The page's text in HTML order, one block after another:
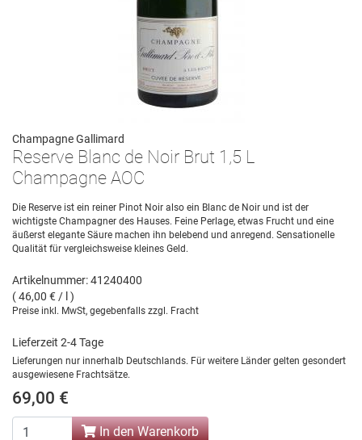
Champagne Gallimard
Reserve Blanc de Noir Brut 1,5 L
Champagne AOC
Die Reserve ist ein reiner Pinot Noir also ein Blanc de Noir und ist der
wichtigste Champagner des Hauses. Feine Perlage, etwas Frucht und eine
äußerst elegante Säure machen ihn belebend und anregend. Sensationelle
Qualität für vergleichsweise kleines Geld.
Artikelnummer: 41240400
( 46,00 € / l )
Preise inkl. MwSt, gegebenfalls zzgl. Fracht
Lieferzeit 2-4 Tage
Lieferungen nur innerhalb Deutschlands. Für weitere Länder gelten gesondert
ausgewiesene Frachtsätze.
69,00 €
In den Warenkorb